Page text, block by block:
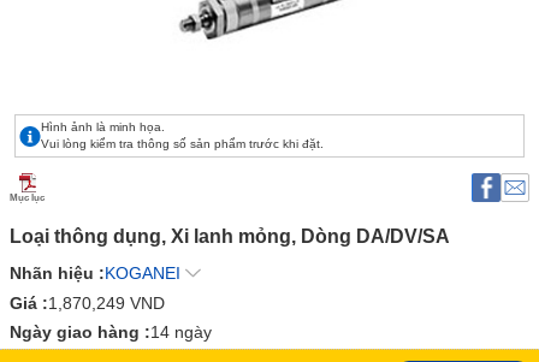
Hình ảnh là minh họa.
Vui lòng kiểm tra thông số sản phẩm trước khi đặt.
Mục lục
Loại thông dụng, Xi lanh mỏng, Dòng DA/DV/SA
Nhãn hiệu :KOGANEI
Giá :1,870,249 VND
Ngày giao hàng :14 ngày